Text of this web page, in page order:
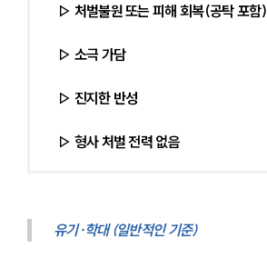
▷ 처벌불원 또는 피해 회복(공탁 포함)
▷ 소극 가담
▷ 진지한 반성
▷ 형사 처벌 전력 없음
유기·학대 (일반적인 기준)